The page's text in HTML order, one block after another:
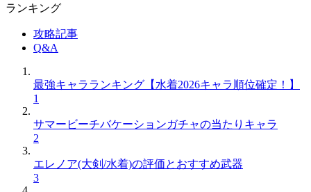
ランキング
攻略記事
Q&A
最強キャラランキング【水着2026キャラ順位確定！】
1
サマービーチバケーションガチャの当たりキャラ
2
エレノア(大剣/水着)の評価とおすすめ武器
3